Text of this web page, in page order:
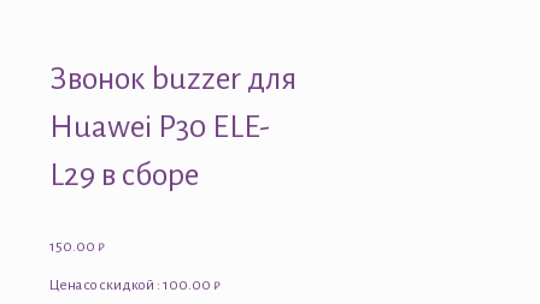
Звонок buzzer для
Huawei P30 ELE-
L29 в сборе
150.00 ₽
Цена со скидкой : 100.00 ₽